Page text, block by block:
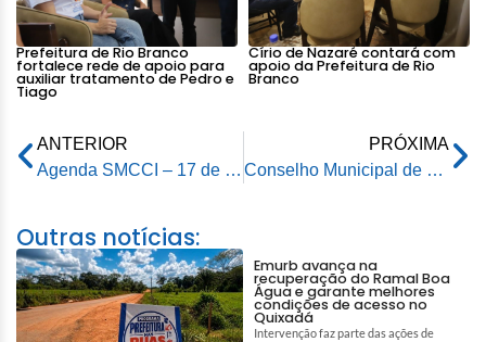
Prefeitura de Rio Branco
fortalece rede de apoio para
auxiliar tratamento de Pedro e
Tiago
Círio de Nazaré contará com
apoio da Prefeitura de Rio
Branco
ANTERIOR
Agenda SMCCI – 17 de abril de 2024
PRÓXIMA
Conselho Municipal de Meio Ambiente escolhe membros para composição de Câmaras Temáticas
Outras notícias:
Emurb avança na
recuperação do Ramal Boa
Água e garante melhores
condições de acesso no
Quixadá
Intervenção faz parte das ações de